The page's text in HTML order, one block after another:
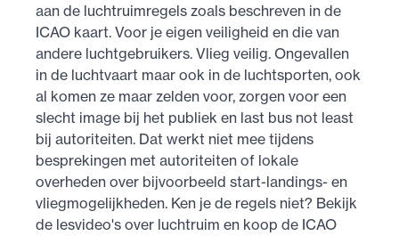
aan de luchtruimregels zoals beschreven in de
ICAO kaart. Voor je eigen veiligheid en die van
andere luchtgebruikers. Vlieg veilig. Ongevallen
in de luchtvaart maar ook in de luchtsporten, ook
al komen ze maar zelden voor, zorgen voor een
slecht image bij het publiek en last bus not least
bij autoriteiten. Dat werkt niet mee tijdens
besprekingen met autoriteiten of lokale
overheden over bijvoorbeeld start-landings- en
vliegmogelijkheden. Ken je de regels niet? Bekijk
de lesvideo's over luchtruim en koop de ICAO